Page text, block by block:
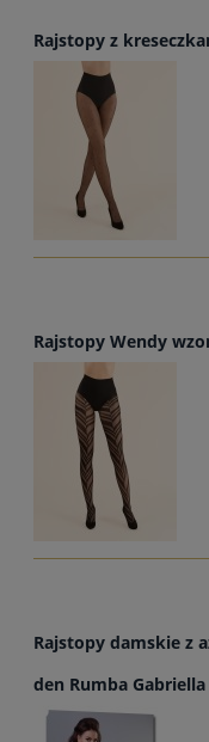
Rajstopy z
Rajstopy Wendy
Rajstopy damskie z
den Rumba Gabriella